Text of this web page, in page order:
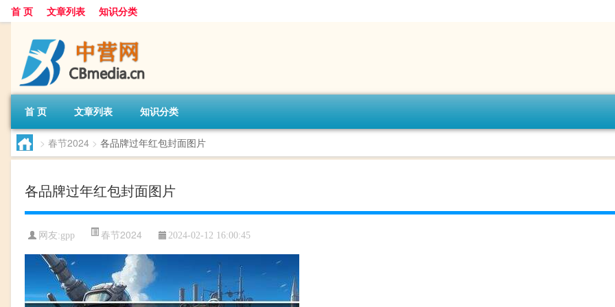
首 页 文章列表 知识分类
首 页 文章列表 知识分类
> 春节2024 > 各品牌过年红包封面图片
各品牌过年红包封面图片
网友:gpp 春节2024 2024-02-12 16:00:45